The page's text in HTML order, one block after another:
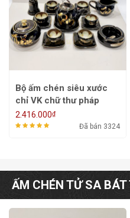
Bộ ấm chén siêu xước
chỉ VK chữ thư pháp
HB301
2.416.000₫
Đã bán 3324
ẤM CHÉN TỬ SA BÁT